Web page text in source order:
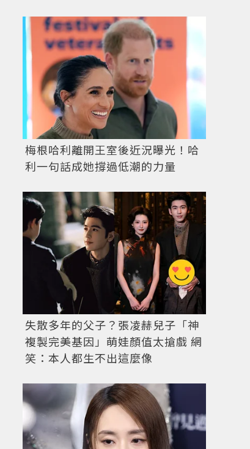
圖／擷自instagram
梅根哈利離開王室後近況曝光！哈
利一句話成她撐過低潮的力量
失散多年的父子？張凌赫兒子「神
複製完美基因」萌娃顏值太搶戲 網
笑：本人都生不出這麼像